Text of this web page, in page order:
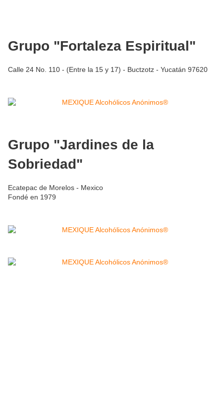
Grupo "Fortaleza Espiritual"
Calle 24 No. 110 - (Entre la 15 y 17) - Buctzotz - Yucatán 97620
Grupo "Jardines de la
Sobriedad"
Ecatepac de Morelos - Mexico
Fondé en 1979